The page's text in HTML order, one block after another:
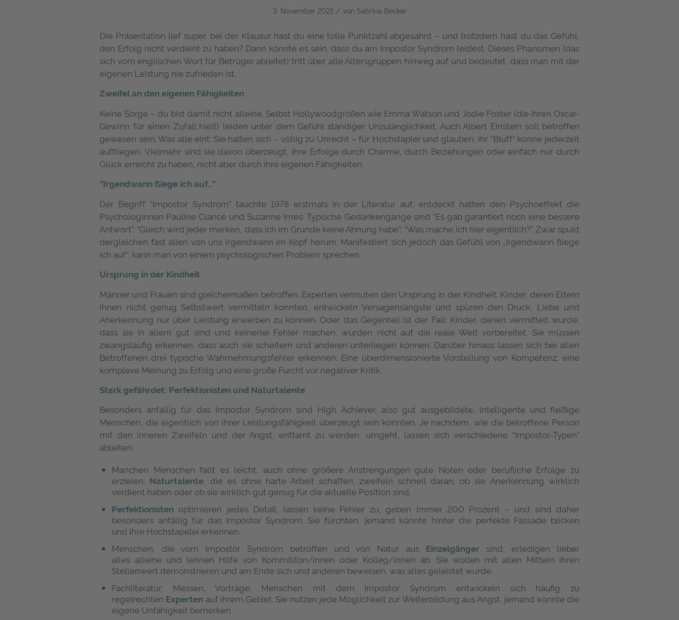
3. November 2021 / von Sabrina Becker
Die Präsentation lief super, bei der Klausur hast du eine tolle Punktzahl abgesahnt – und trotzdem hast du das Gefühl,
den Erfolg nicht verdient zu haben? Dann könnte es sein, dass du am Impostor Syndrom leidest. Dieses Phänomen (das
sich vom englischen Wort für Betrüger ableitet) tritt über alle Altersgruppen hinweg auf und bedeutet, dass man mit der
eigenen Leistung nie zufrieden ist.
Zweifel an den eigenen Fähigkeiten
Keine Sorge – du bist damit nicht alleine. Selbst Hollywoodgrößen wie Emma Watson und Jodie Foster (die ihren Oscar-
Gewinn für einen Zufall hielt) leiden unter dem Gefühl ständiger Unzulänglichkeit. Auch Albert Einstein soll betroffen
gewesen sein. Was alle eint: Sie halten sich – völlig zu Unrecht – für Hochstapler und glauben, ihr “Bluff” könne jederzeit
auffliegen. Vielmehr sind sie davon überzeugt, ihre Erfolge durch Charme, durch Beziehungen oder einfach nur durch
Glück erreicht zu haben, nicht aber durch ihre eigenen Fähigkeiten.
“Irgendwann fliege ich auf…”
Der Begriff “Impostor Syndrom” tauchte 1978 erstmals in der Literatur auf, entdeckt hatten den Psychoeffekt die
Psychologinnen Pauline Clance und Suzanne Imes. Typische Gedankengänge sind “Es gab garantiert noch eine bessere
Antwort”, “Gleich wird jeder merken, dass ich im Grunde keine Ahnung habe”, “Was mache ich hier eigentlich?”. Zwar spukt
dergleichen fast allen von uns irgendwann im Kopf herum. Manifestiert sich jedoch das Gefühl von „Irgendwann fliege
ich auf“, kann man von einem psychologischen Problem sprechen.
Ursprung in der Kindheit
Männer und Frauen sind gleichermaßen betroffen. Experten vermuten den Ursprung in der Kindheit. Kinder, deren Eltern
ihnen nicht genug Selbstwert vermitteln konnten, entwickeln Versagensängste und spüren den Druck, Liebe und
Anerkennung nur über Leistung erwerben zu können. Oder das Gegenteil ist der Fall: Kinder, denen vermittelt wurde,
dass sie in allem gut sind und keinerlei Fehler machen, wurden nicht auf die reale Welt vorbereitet. Sie müssen
zwangsläufig erkennen, dass auch sie scheitern und anderen unterliegen können. Darüber hinaus lassen sich bei allen
Betroffenen drei typische Wahrnehmungsfehler erkennen: Eine überdimensionierte Vorstellung von Kompetenz, eine
komplexe Meinung zu Erfolg und eine große Furcht vor negativer Kritik.
Stark gefährdet: Perfektionisten und Naturtalente
Besonders anfällig für das Impostor Syndrom sind High Achiever, also gut ausgebildete, intelligente und fleißige
Menschen, die eigentlich von ihrer Leistungsfähigkeit überzeugt sein könnten. Je nachdem, wie die betroffene Person
mit den inneren Zweifeln und der Angst, enttarnt zu werden, umgeht, lassen sich verschiedene “Impostor-Typen”
ableiten:
Manchen Menschen fällt es leicht, auch ohne größere Anstrengungen gute Noten oder berufliche Erfolge zu
erzielen. Naturtalente, die es ohne harte Arbeit schaffen, zweifeln schnell daran, ob sie Anerkennung wirklich
verdient haben oder ob sie wirklich gut genug für die aktuelle Position sind.
Perfektionisten optimieren jedes Detail, lassen keine Fehler zu, geben immer 200 Prozent – und sind daher
besonders anfällig für das Impostor Syndrom. Sie fürchten, jemand könnte hinter die perfekte Fassade blicken
und ihre Hochstapelei erkennen.
Menschen, die vom Impostor Syndrom betroffen und von Natur aus Einzelgänger sind, erledigen lieber
alles alleine und lehnen Hilfe von Kommiliton/innen oder Kolleg/innen ab. Sie wollen mit allen Mitteln ihren
Stellenwert demonstrieren und am Ende sich und anderen beweisen, was alles geleistet wurde.
Fachliteratur, Messen, Vorträge: Menschen mit dem Impostor Syndrom entwickeln sich häufig zu
regelrechten Experten auf ihrem Gebiet. Sie nutzen jede Möglichkeit zur Weiterbildung aus Angst, jemand könnte die
eigene Unfähigkeit bemerken